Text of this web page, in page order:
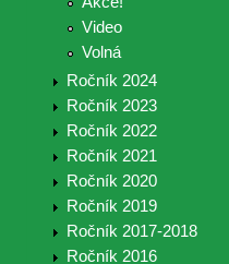
Video
Volná
Ročník 2024
Ročník 2023
Ročník 2022
Ročník 2021
Ročník 2020
Ročník 2019
Ročník 2017-2018
Ročník 2016